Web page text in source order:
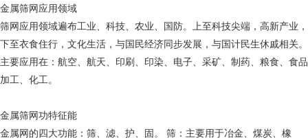
金属筛网应用领域
筛网应用领域遍布工业、科技、农业、国防。上至科技尖端，高新产业，
下至衣食住行，文化生活，与国民经济同步发展，与国计民生休戚相关。
主要应用在：航空、航天、印刷、印染、电子、采矿、制药、粮食、食品
加工、化工。
金属筛网功特征能
金属网的四大功能：筛、滤、护、固。 筛：主要用于冶金、煤炭、橡